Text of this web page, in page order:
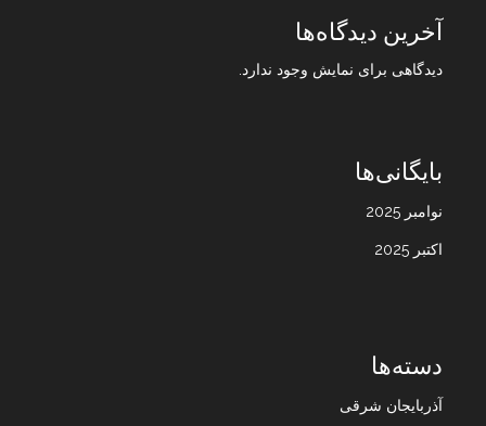
آخرین دیدگاه‌ها
دیدگاهی برای نمایش وجود ندارد.
بایگانی‌ها
نوامبر 2025
اکتبر 2025
دسته‌ها
آذربایجان شرقی